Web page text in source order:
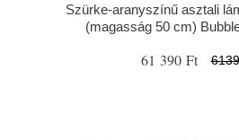
Szürke-aranyszínű asztali
(magasság 50 cm)
61 390 Ft